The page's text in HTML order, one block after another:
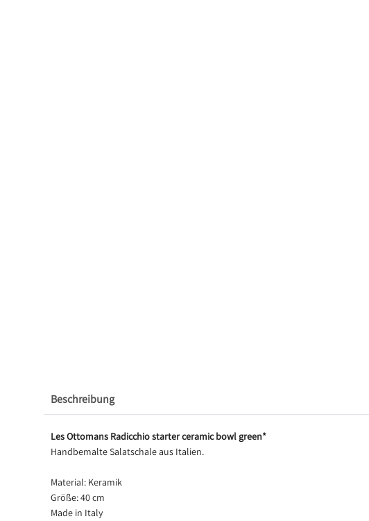
Beschreibung
Les Ottomans Radicchio starter ceramic bowl green*
Handbemalte Salatschale aus Italien.
Material: Keramik
Größe: 40 cm
Made in Italy